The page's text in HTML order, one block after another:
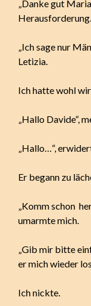
„Danke gut
„Ich sage nur
Letizia.
Ich hatte wohl
„Hallo Davide“,
„Hallo…“,
Er begann zu
„Komm schon
umarmte mich.
„Gib mir bitte
er mich wieder
Ich nickte.